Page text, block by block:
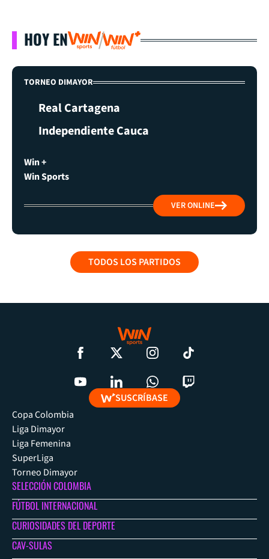
HOY EN
TORNEO DIMAYOR
Real Cartagena
Independiente Cauca
Win +
Win Sports
VER ONLINE
TODOS LOS PARTIDOS
SUSCRÍBASE
Copa Colombia
Liga Dimayor
Liga Femenina
SuperLiga
Torneo Dimayor
SELECCIÓN COLOMBIA
FÚTBOL INTERNACIONAL
CURIOSIDADES DEL DEPORTE
CAV-SULAS